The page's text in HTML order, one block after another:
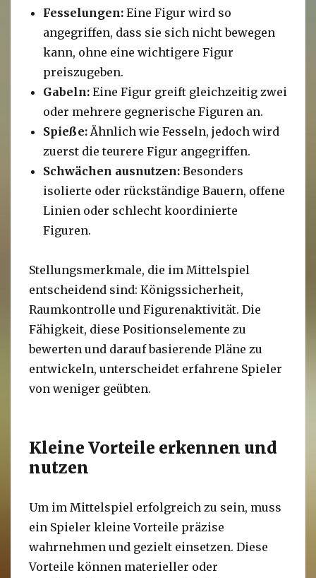
Fesselungen: Eine Figur wird so
angegriffen, dass sie sich nicht bewegen
kann, ohne eine wichtigere Figur
preiszugeben.
Gabeln: Eine Figur greift gleichzeitig zwei
oder mehrere gegnerische Figuren an.
Spieße: Ähnlich wie Fesseln, jedoch wird
zuerst die teurere Figur angegriffen.
Schwächen ausnutzen: Besonders
isolierte oder rückständige Bauern, offene
Linien oder schlecht koordinierte
Figuren.
Stellungsmerkmale, die im Mittelspiel
entscheidend sind: Königssicherheit,
Raumkontrolle und Figurenaktivität. Die
Fähigkeit, diese Positionselemente zu
bewerten und darauf basierende Pläne zu
entwickeln, unterscheidet erfahrene Spieler
von weniger geübten.
Kleine Vorteile erkennen und
nutzen
Um im Mittelspiel erfolgreich zu sein, muss
ein Spieler kleine Vorteile präzise
wahrnehmen und gezielt einsetzen. Diese
Vorteile können materieller oder